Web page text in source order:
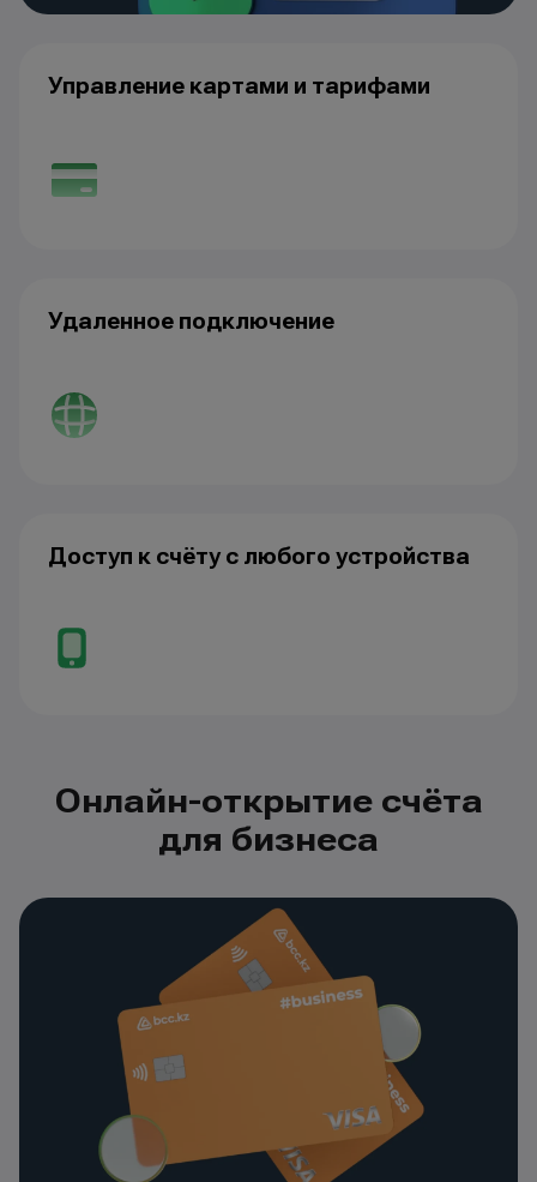
Управление картами и тарифами
Удаленное подключение
Доступ к счёту с любого устройства
Онлайн-открытие счёта
для бизнеса